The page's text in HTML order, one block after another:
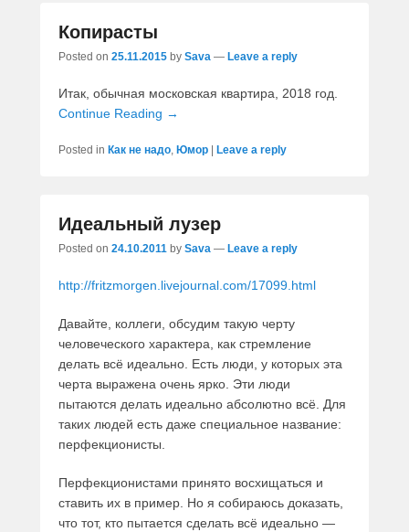
Копирасты
Posted on 25.11.2015 by Sava — Leave a reply
Итак, обычная московская квартира, 2018 год.
Continue Reading →
Posted in Как не надо, Юмор Leave a reply
Идеальный лузер
Posted on 24.10.2011 by Sava — Leave a reply
http://fritzmorgen.livejournal.com/17099.html
Давайте, коллеги, обсудим такую черту
человеческого характера, как стремление
делать всё идеально. Есть люди, у которых эта
черта выражена очень ярко. Эти люди
пытаются делать идеально абсолютно всё. Для
таких людей есть даже специальное название:
перфекционисты.
Перфекционистами принято восхищаться и
ставить их в пример. Но я собираюсь доказать,
что тот, кто пытается сделать всё идеально —